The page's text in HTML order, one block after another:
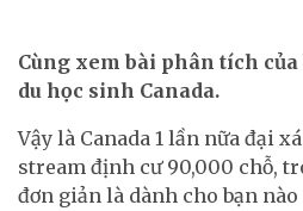
Cùng xem bài phân tích
du học sinh Canada.
Vậy là Canada 1 lần nữa đại
stream định cư 90,000 chỗ,
đơn giản là dành cho bạn